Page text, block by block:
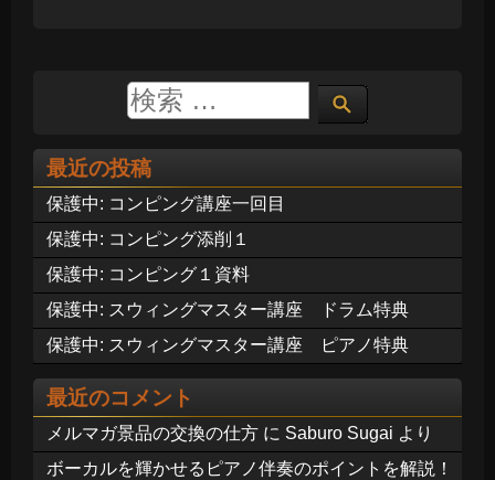
最近の投稿
保護中: コンピング講座一回目
保護中: コンピング添削１
保護中: コンピング１資料
保護中: スウィングマスター講座 ドラム特典
保護中: スウィングマスター講座 ピアノ特典
最近のコメント
メルマガ景品の交換の仕方 に Saburo Sugai より
ボーカルを輝かせるピアノ伴奏のポイントを解説！